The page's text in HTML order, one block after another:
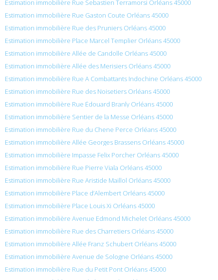
Estimation immobilière Rue Sebastien Terramorsi Orléans 45000
Estimation immobilière Rue Gaston Coute Orléans 45000
Estimation immobilière Rue des Pruniers Orléans 45000
Estimation immobilière Place Marcel Templier Orléans 45000
Estimation immobilière Allée de Candolle Orléans 45000
Estimation immobilière Allée des Merisiers Orléans 45000
Estimation immobilière Rue A Combattants Indochine Orléans 45000
Estimation immobilière Rue des Noisetiers Orléans 45000
Estimation immobilière Rue Édouard Branly Orléans 45000
Estimation immobilière Sentier de la Messe Orléans 45000
Estimation immobilière Rue du Chene Perce Orléans 45000
Estimation immobilière Allée Georges Brassens Orléans 45000
Estimation immobilière Impasse Felix Porcher Orléans 45000
Estimation immobilière Rue Pierre Viala Orléans 45000
Estimation immobilière Rue Aristide Maillol Orléans 45000
Estimation immobilière Place d’Alembert Orléans 45000
Estimation immobilière Place Louis Xi Orléans 45000
Estimation immobilière Avenue Edmond Michelet Orléans 45000
Estimation immobilière Rue des Charretiers Orléans 45000
Estimation immobilière Allée Franz Schubert Orléans 45000
Estimation immobilière Avenue de Sologne Orléans 45000
Estimation immobilière Rue du Petit Pont Orléans 45000